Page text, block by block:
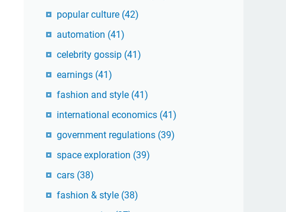
popular culture (42)
automation (41)
celebrity gossip (41)
earnings (41)
fashion and style (41)
international economics (41)
government regulations (39)
space exploration (39)
cars (38)
fashion & style (38)